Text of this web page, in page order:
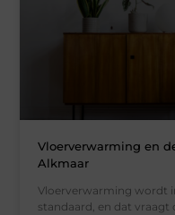
Vloerverwarming en
Alkmaar
Vloerverwarming wordt
standaard, en dat vraagt